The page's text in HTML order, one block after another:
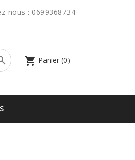
nous : 0699368734
shopping_cart Panier (0)